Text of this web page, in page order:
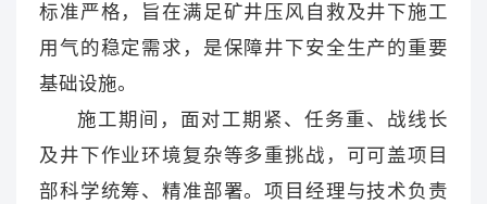
标准严格，旨在满足矿井压风自救及井下施工
用气的稳定需求，是保障井下安全生产的重要
基础设施。
施工期间，面对工期紧、任务重、战线长
及井下作业环境复杂等多重挑战，可可盖项目
部科学统筹、精准部署。项目经理与技术负责